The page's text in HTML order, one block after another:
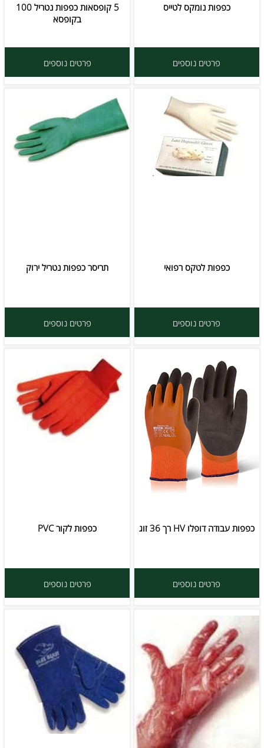
כפפות נומקס לטייס
פרטים נוספים
5 קופסאות כפפות נטריל 100
בקופסא
פרטים נוספים
כפפות לטקס רפואי
פרטים נוספים
תריסר כפפות נטריל ירוק
פרטים נוספים
כפפות עבודה דופלו HV רך 36 זוג
פרטים נוספים
כפפות לקור PVC
פרטים נוספים